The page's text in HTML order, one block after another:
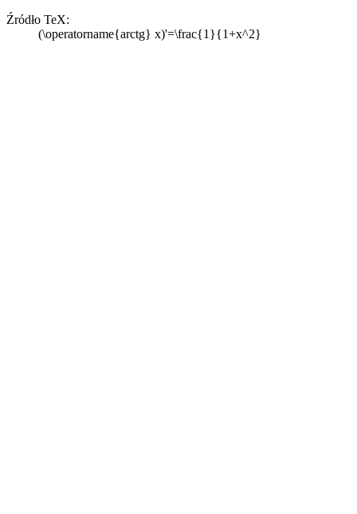
Źródło TeX:
(\operatorname{arctg} x)'=\frac{1}{1+x^2}